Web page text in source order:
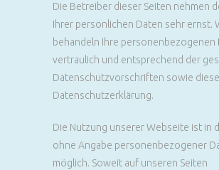
Die Betreiber dieser Seiten nehmen
Ihrer persönlichen Daten sehr ernst.
behandeln Ihre personenbezogenen
vertraulich und entsprechend der
Datenschutzvorschriften sowie
Datenschutzerklärung.
Die Nutzung unserer Webseite ist in
ohne Angabe personenbezogener
möglich. Soweit auf unseren Seiten